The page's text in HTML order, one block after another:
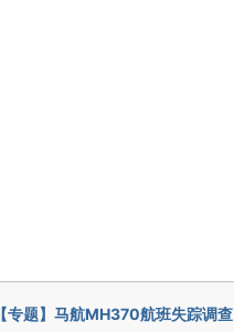
【专题】马航MH370航班失踪调查